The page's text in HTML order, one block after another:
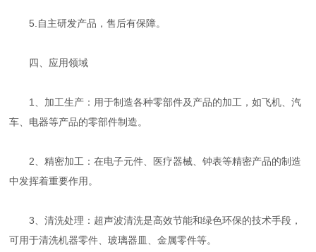
5.自主研发产品，售后有保障。
四、应用领域
1、加工生产：用于制造各种零部件及产品的加工，如飞机、汽
车、电器等产品的零部件制造。
2、精密加工：在电子元件、医疗器械、钟表等精密产品的制造
中发挥着重要作用。
3、清洗处理：超声波清洗是高效节能和绿色环保的技术手段，
可用于清洗机器零件、玻璃器皿、金属零件等。